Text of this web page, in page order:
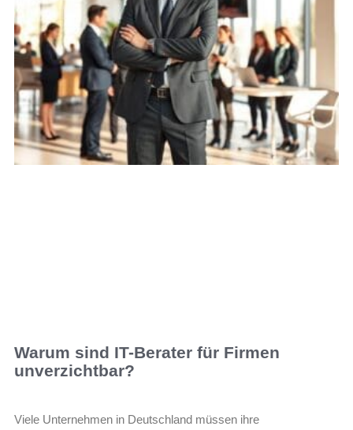
Warum sind IT-Berater für Firmen
unverzichtbar?
Viele Unternehmen in Deutschland müssen ihre